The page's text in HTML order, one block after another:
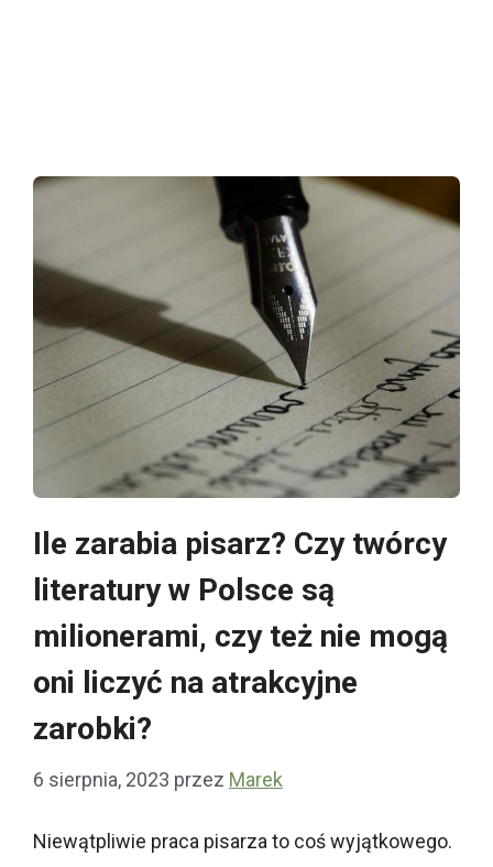
Ile zarabia pisarz? Czy twórcy
literatury w Polsce są
milionerami, czy też nie mogą
oni liczyć na atrakcyjne
zarobki?
6 sierpnia, 2023 przez Marek
Niewątpliwie praca pisarza to coś wyjątkowego.